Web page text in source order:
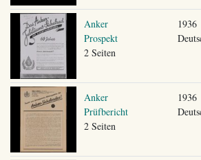
Anker
Prospekt
2 Seiten
1936
Anker
Prüfbericht
2 Seiten
1936